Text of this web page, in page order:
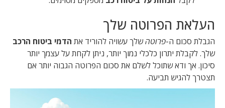
העלאת הפרוטה שלך
הגבלת סכום ה-פרוטהשלך עשויה להוריד את הדמי ביטוח הרכב
שלך. לקבלת יתרון כלכלי נמוך יותר, ניתן לקחת על עצמך יותר
סיכון. אך ודא שתוכל לשלם את סכום הפרוטה הגבוה יותר אם
תצטרך להגיש תביעה.